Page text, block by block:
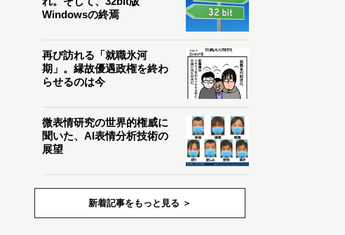
Windowsの終焉
再び訪れる「就職氷河
期」。縁故優遇政権を終わ
らせるのは今
微表情研究の世界的権威に
聞いた、AI表情分析技術の
展望
新着記事をもっと見る